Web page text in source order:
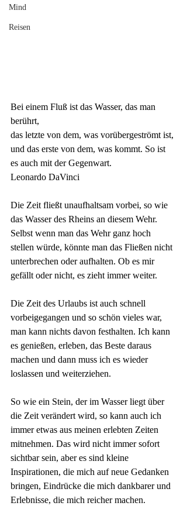
Mind
Reisen
Bei einem Fluß ist das Wasser, das man
berührt,
das letzte von dem, was vorübergeströmt ist,
und das erste von dem, was kommt. So ist
es auch mit der Gegenwart.
Leonardo DaVinci
Die Zeit fließt unaufhaltsam vorbei, so wie
das Wasser des Rheins an diesem Wehr.
Selbst wenn man das Wehr ganz hoch
stellen würde, könnte man das Fließen nicht
unterbrechen oder aufhalten. Ob es mir
gefällt oder nicht, es zieht immer weiter.
Die Zeit des Urlaubs ist auch schnell
vorbeigegangen und so schön vieles war,
man kann nichts davon festhalten. Ich kann
es genießen, erleben, das Beste daraus
machen und dann muss ich es wieder
loslassen und weiterziehen.
So wie ein Stein, der im Wasser liegt über
die Zeit verändert wird, so kann auch ich
immer etwas aus meinen erlebten Zeiten
mitnehmen. Das wird nicht immer sofort
sichtbar sein, aber es sind kleine
Inspirationen, die mich auf neue Gedanken
bringen, Eindrücke die mich dankbarer und
Erlebnisse, die mich reicher machen.